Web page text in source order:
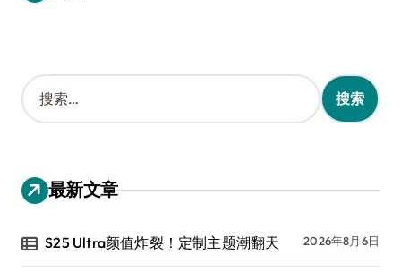
搜
索
：
最新文章
S25 Ultra颜值炸裂！定制主题潮翻天 2026年8月6日